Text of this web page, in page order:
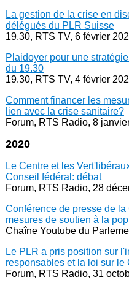
La gestion de la crise en
délégués du PLR Suisse
19.30, RTS TV, 6 février
Plaidoyer pour une
du 19.30
19.30, RTS TV, 4 février
Comment financer les
lien avec la crise sanitaire?
Forum, RTS Radio, 8
2020
Le Centre et les
Conseil fédéral: débat
Forum, RTS Radio, 28
Conférence de presse de
mesures de soutien à la
Chaîne Youtube du
Le PLR a pris position sur
responsables et la loi sur le
Forum, RTS Radio, 31